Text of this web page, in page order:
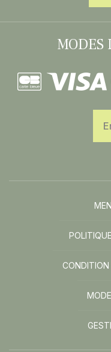
MODES
CONDITION